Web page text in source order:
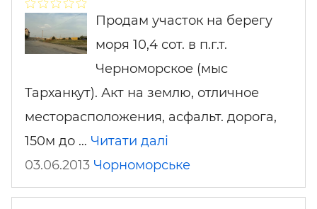
Продам участок на берегу
моря 10,4 сот. в п.г.т.
Черноморское (мыс
Тарханкут). Акт на землю, отличное
месторасположения, асфальт. дорога,
150м до … Читати далі
03.06.2013 Чорноморське